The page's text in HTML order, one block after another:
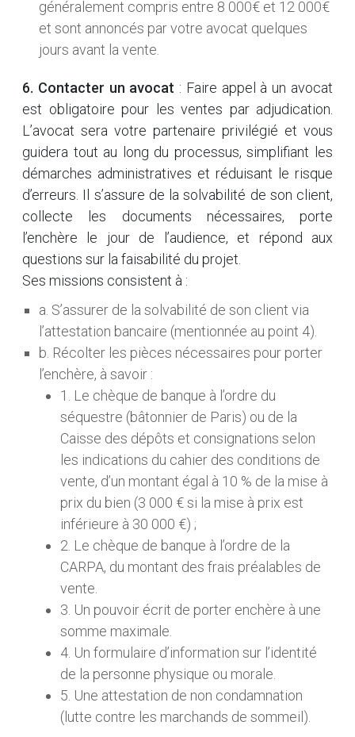
généralement compris entre 8 000€ et 12 000€
et sont annoncés par votre avocat quelques
jours avant la vente.
6. Contacter un avocat : Faire appel à un avocat
est obligatoire pour les ventes par adjudication.
L’avocat sera votre partenaire privilégié et vous
guidera tout au long du processus, simplifiant les
démarches administratives et réduisant le risque
d’erreurs. Il s’assure de la solvabilité de son client,
collecte les documents nécessaires, porte
l’enchère le jour de l’audience, et répond aux
questions sur la faisabilité du projet.
Ses missions consistent à :
a. S’assurer de la solvabilité de son client via
l’attestation bancaire (mentionnée au point 4).
b. Récolter les pièces nécessaires pour porter
l’enchère, à savoir :
1. Le chèque de banque à l’ordre du
séquestre (bâtonnier de Paris) ou de la
Caisse des dépôts et consignations selon
les indications du cahier des conditions de
vente, d’un montant égal à 10 % de la mise à
prix du bien (3 000 € si la mise à prix est
inférieure à 30 000 €) ;
2. Le chèque de banque à l’ordre de la
CARPA, du montant des frais préalables de
vente.
3. Un pouvoir écrit de porter enchère à une
somme maximale.
4. Un formulaire d’information sur l’identité
de la personne physique ou morale.
5. Une attestation de non condamnation
(lutte contre les marchands de sommeil).